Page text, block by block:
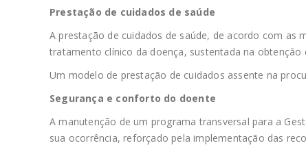
Prestação de cuidados de saúde
A prestação de cuidados de saúde, de acordo com as
tratamento clínico da doença, sustentada na
Um modelo de prestação de cuidados assente na
Segurança e conforto do doente
A manutenção de um programa transversal para a
sua ocorrência, reforçado pela implementação das